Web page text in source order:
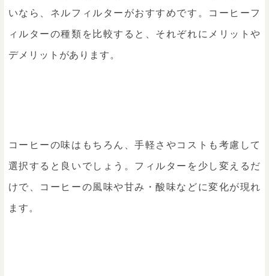
いなら、ネルフィルターがおすすめです。コーヒーフ
ィルターの種類を比較すると、それぞれにメリットや
デメリットがあります。
コーヒーの味はもちろん、手軽さやコストも考慮して
選択すると良いでしょう。フィルターを少し変えるだ
けで、コーヒーの風味や甘み・酸味などに変化が現れ
ます。